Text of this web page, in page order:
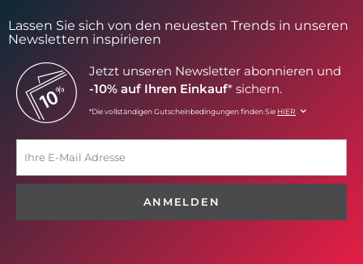
Lassen Sie sich von den neuesten Trends in unseren
Newslettern inspirieren
Jetzt unseren Newsletter abonnieren und
-10% auf Ihren Einkauf* sichern.
*Die vollständigen Gutscheinbedingungen finden Sie HIER
ANMELDEN